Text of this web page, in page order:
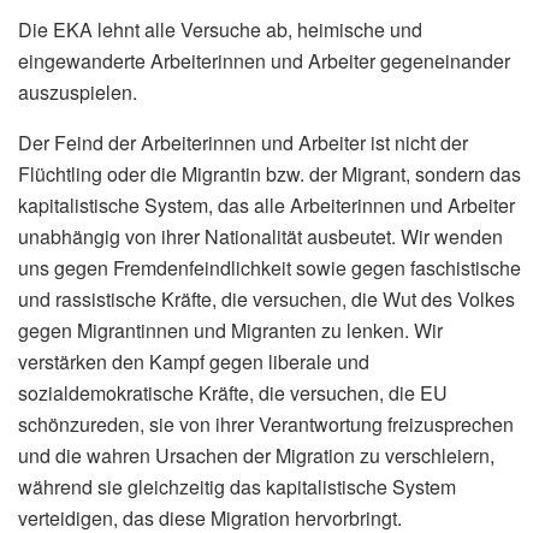
Die EKA lehnt alle Versuche ab, heimische und
eingewanderte Arbeiterinnen und Arbeiter gegeneinander
auszuspielen.
Der Feind der Arbeiterinnen und Arbeiter ist nicht der
Flüchtling oder die Migrantin bzw. der Migrant, sondern das
kapitalistische System, das alle Arbeiterinnen und Arbeiter
unabhängig von ihrer Nationalität ausbeutet. Wir wenden
uns gegen Fremdenfeindlichkeit sowie gegen faschistische
und rassistische Kräfte, die versuchen, die Wut des Volkes
gegen Migrantinnen und Migranten zu lenken. Wir
verstärken den Kampf gegen liberale und
sozialdemokratische Kräfte, die versuchen, die EU
schönzureden, sie von ihrer Verantwortung freizusprechen
und die wahren Ursachen der Migration zu verschleiern,
während sie gleichzeitig das kapitalistische System
verteidigen, das diese Migration hervorbringt.